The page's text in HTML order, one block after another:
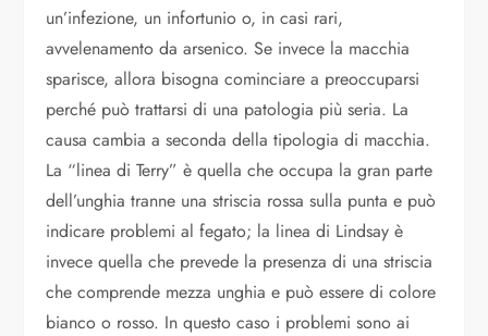
un’infezione, un infortunio o, in casi rari,
avvelenamento da arsenico. Se invece la macchia
sparisce, allora bisogna cominciare a preoccuparsi
perché può trattarsi di una patologia più seria. La
causa cambia a seconda della tipologia di macchia.
La “linea di Terry” è quella che occupa la gran parte
dell’unghia tranne una striscia rossa sulla punta e può
indicare problemi al fegato; la linea di Lindsay è
invece quella che prevede la presenza di una striscia
che comprende mezza unghia e può essere di colore
bianco o rosso. In questo caso i problemi sono ai